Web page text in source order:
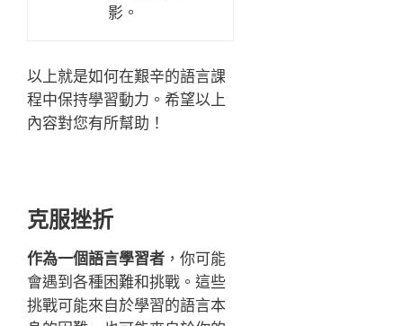
影。
以上就是如何在艱辛的語言課
程中保持學習動力。希望以上
內容對您有所幫助！
克服挫折
作為一個語言學習者 ，你可能
會遇到各種困難和挑戰。這些
挑戰可能來自於學習的語言本